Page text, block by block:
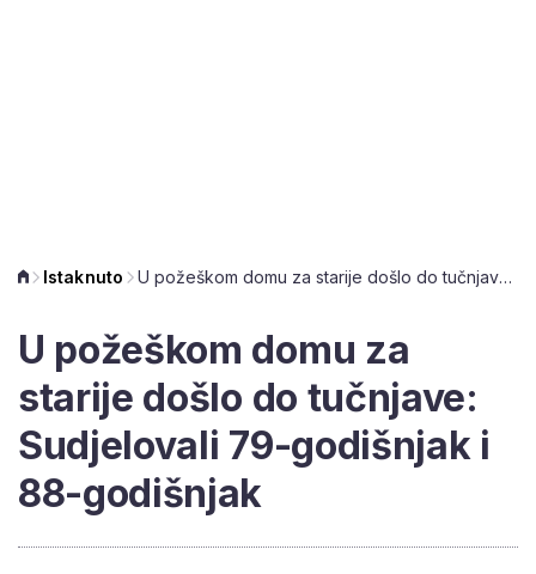
Istaknuto U požeškom domu za starije došlo do tučnjave: Sudjelovali 79-godišnjak i 88-godišnjak
U požeškom domu za
starije došlo do tučnjave:
Sudjelovali 79-godišnjak i
88-godišnjak